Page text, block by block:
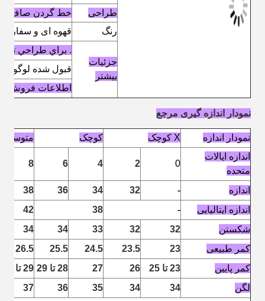
طراحی
خط گردن صاف و
رنگ
قهوه ای و
جزئیات
بیشتر
. براي طراحي
قبول شده لوگو
اطلاعات فروش +8615016859029
نمودار اندازه گیری مرجع
نمودار اندازه X کوچک کوچک
متوسط
اندازه ایالات
متحده
0
2
4
6
8
اندازه -
32
34
36
38
اندازه ایتالیایی
-
38
42
شکستن
32
32
33
34
34
کمر طبیعی
23
23.5
24.5
25.5
26.5
کمر پایین
23 تا 25 26
27 28 تا 29
29 تا 30
لگن
34
34
35
36
37